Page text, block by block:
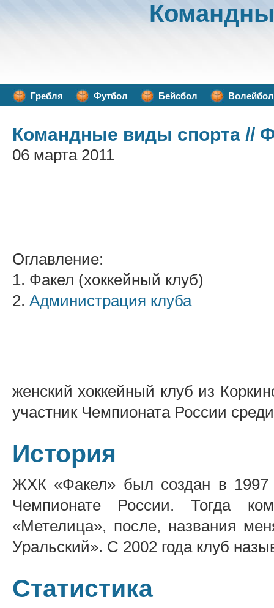
Гребля Футбол Бейсбол Волейбол
Командные виды спорта //
06 марта 2011
Оглавление:
1. Факел (хоккейный клуб)
2. Администрация клуба
женский хоккейный клуб из
участник Чемпионата России
История
ЖХК «Факел» был создан в 1997
Чемпионате России. Тогда
«Метелица», после, названия
Уральский». С 2002 года клуб
Статистика